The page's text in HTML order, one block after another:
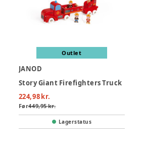
Outlet
JANOD
Story Giant Firefighters Truck
224,98 kr.
Før449,95 kr.
Lagerstatus